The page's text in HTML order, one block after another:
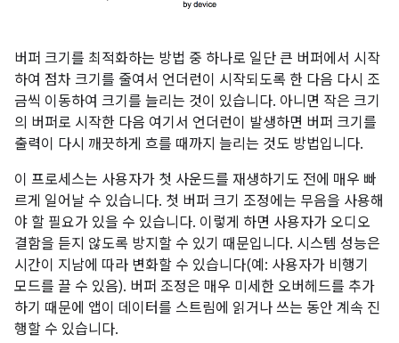
버퍼 크기를 최적화하는 방법 중 하나로 일단 큰 버퍼에서 시작
하여 점차 크기를 줄여서 언더런이 시작되도록 한 다음 다시 조
금씩 이동하여 크기를 늘리는 것이 있습니다. 아니면 작은 크기
의 버퍼로 시작한 다음 여기서 언더런이 발생하면 버퍼 크기를
출력이 다시 깨끗하게 흐를 때까지 늘리는 것도 방법입니다.
이 프로세스는 사용자가 첫 사운드를 재생하기도 전에 매우 빠
르게 일어날 수 있습니다. 첫 버퍼 크기 조정에는 무음을 사용해
야 할 필요가 있을 수 있습니다. 이렇게 하면 사용자가 오디오
결함을 듣지 않도록 방지할 수 있기 때문입니다. 시스템 성능은
시간이 지남에 따라 변화할 수 있습니다(예: 사용자가 비행기
모드를 끌 수 있음). 버퍼 조정은 매우 미세한 오버헤드를 추가
하기 때문에 앱이 데이터를 스트림에 읽거나 쓰는 동안 계속 진
행할 수 있습니다.